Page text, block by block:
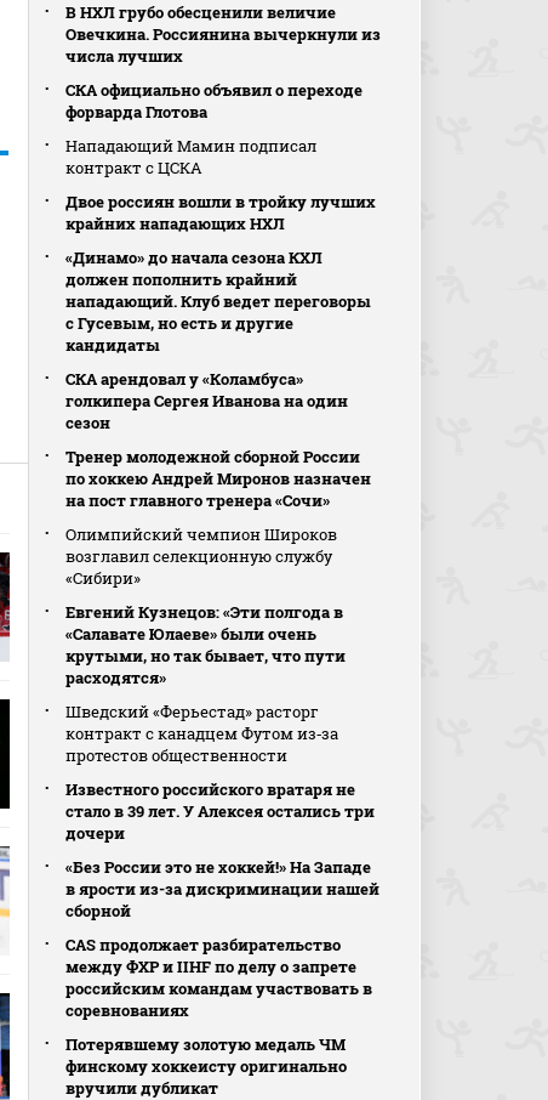
В НХЛ грубо обесценили величие
Овечкина. Россиянина вычеркнули из
числа лучших
СКА официально объявил о переходе
форварда Глотова
Нападающий Мамин подписал
контракт с ЦСКА
Двое россиян вошли в тройку лучших
крайних нападающих НХЛ
«Динамо» до начала сезона КХЛ
должен пополнить крайний
нападающий. Клуб ведет переговоры
с Гусевым, но есть и другие
кандидаты
СКА арендовал у «Коламбуса»
голкипера Сергея Иванова на один
сезон
Тренер молодежной сборной России
по хоккею Андрей Миронов назначен
на пост главного тренера «Сочи»
Олимпийский чемпион Широков
возглавил селекционную службу
«Сибири»
Евгений Кузнецов: «Эти полгода в
«Салавате Юлаеве» были очень
крутыми, но так бывает, что пути
расходятся»
Шведский «Ферьестад» расторг
контракт с канадцем Футом из‑за
протестов общественности
Известного российского вратаря не
стало в 39 лет. У Алексея остались три
дочери
«Без России это не хоккей!» На Западе
в ярости из-за дискриминации нашей
сборной
CAS продолжает разбирательство
между ФХР и IIHF по делу о запрете
российским командам участвовать в
соревнованиях
Потерявшему золотую медаль ЧМ
финскому хоккеисту оригинально
вручили дубликат